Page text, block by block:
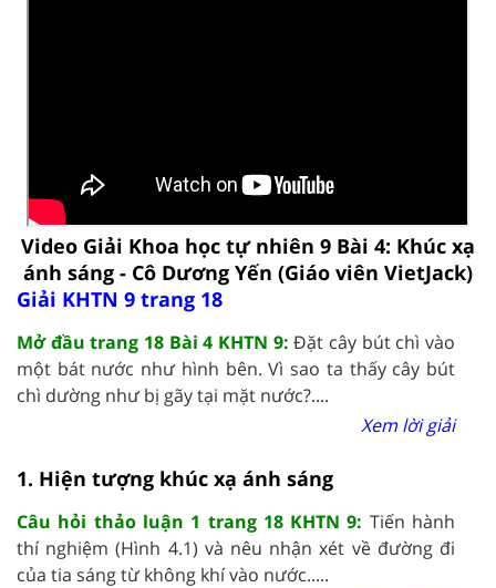
Video Giải Khoa học tự nhiên 9 Bài 4: Khúc xạ
ánh sáng - Cô Dương Yến (Giáo viên VietJack)
Giải KHTN 9 trang 18
Mở đầu trang 18 Bài 4 KHTN 9:Đặt cây bút chì vào
một bát nước như hình bên. Vì sao ta thấy cây bút
chì dường như bị gãy tại mặt nước?....
Xem lời giải
1. Hiện tượng khúc xạ ánh sáng
Câu hỏi thảo luận 1 trang 18 KHTN 9: Tiến hành
thí nghiệm (Hình 4.1) và nêu nhận xét về đường đi
của tia sáng từ không khí vào nước.....